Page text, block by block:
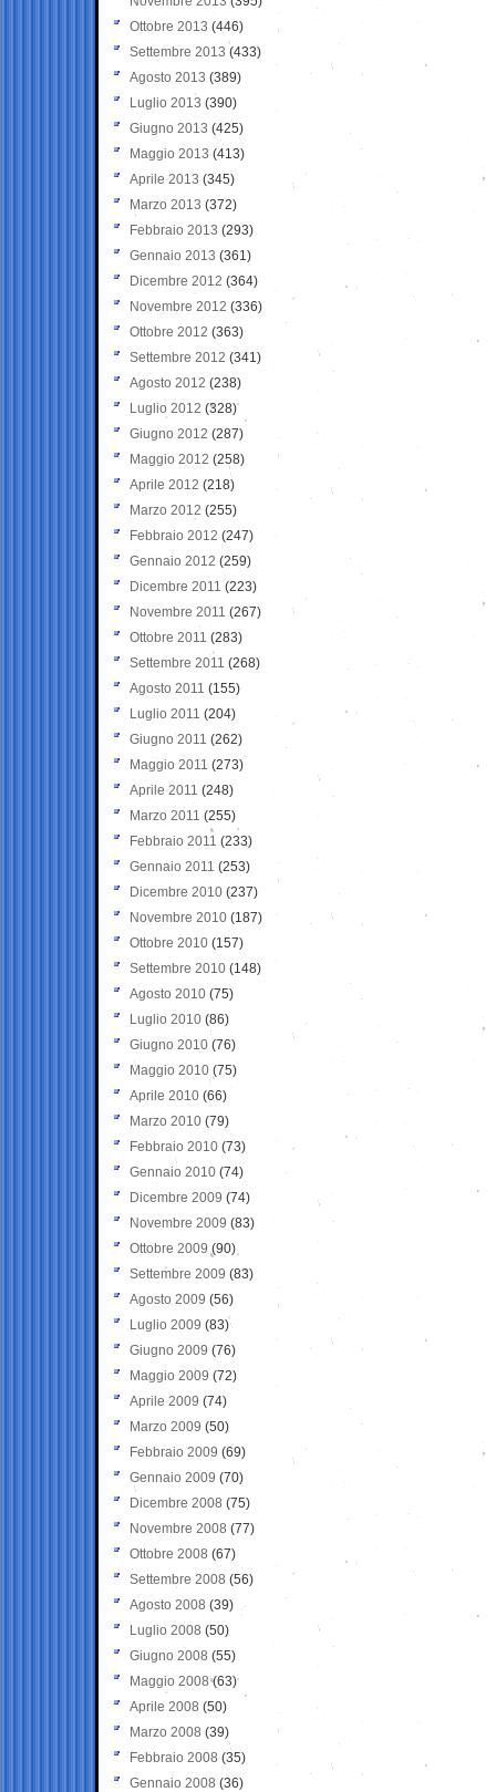
Ottobre 2013 (446)
Settembre 2013 (433)
Agosto 2013 (389)
Luglio 2013 (390)
Giugno 2013 (425)
Maggio 2013 (413)
Aprile 2013 (345)
Marzo 2013 (372)
Febbraio 2013 (293)
Gennaio 2013 (361)
Dicembre 2012 (364)
Novembre 2012 (336)
Ottobre 2012 (363)
Settembre 2012 (341)
Agosto 2012 (238)
Luglio 2012 (328)
Giugno 2012 (287)
Maggio 2012 (258)
Aprile 2012 (218)
Marzo 2012 (255)
Febbraio 2012 (247)
Gennaio 2012 (259)
Dicembre 2011 (223)
Novembre 2011 (267)
Ottobre 2011 (283)
Settembre 2011 (268)
Agosto 2011 (155)
Luglio 2011 (204)
Giugno 2011 (262)
Maggio 2011 (273)
Aprile 2011 (248)
Marzo 2011 (255)
Febbraio 2011 (233)
Gennaio 2011 (253)
Dicembre 2010 (237)
Novembre 2010 (187)
Ottobre 2010 (157)
Settembre 2010 (148)
Agosto 2010 (75)
Luglio 2010 (86)
Giugno 2010 (76)
Maggio 2010 (75)
Aprile 2010 (66)
Marzo 2010 (79)
Febbraio 2010 (73)
Gennaio 2010 (74)
Dicembre 2009 (74)
Novembre 2009 (83)
Ottobre 2009 (90)
Settembre 2009 (83)
Agosto 2009 (56)
Luglio 2009 (83)
Giugno 2009 (76)
Maggio 2009 (72)
Aprile 2009 (74)
Marzo 2009 (50)
Febbraio 2009 (69)
Gennaio 2009 (70)
Dicembre 2008 (75)
Novembre 2008 (77)
Ottobre 2008 (67)
Settembre 2008 (56)
Agosto 2008 (39)
Luglio 2008 (50)
Giugno 2008 (55)
Maggio 2008(63)
Aprile 2008 (50)
Marzo 2008 (39)
Febbraio 2008 (35)
Gennaio 2008 (36)